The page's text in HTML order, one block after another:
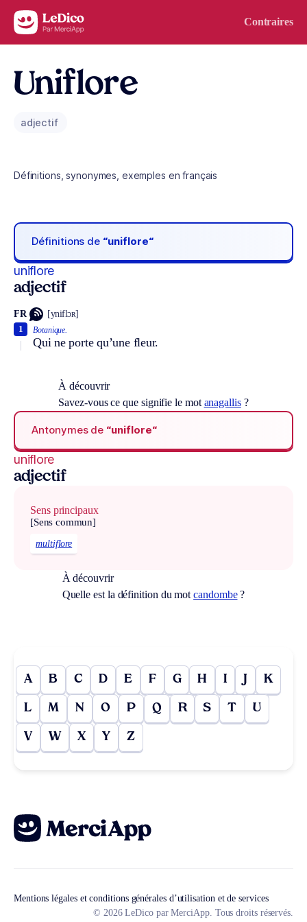
Aller au contenu Contraires
Uniflore
adjectif
Définitions, synonymes, exemples en français
Définitions de “uniflore“
uniflore
adjectif
FR [yniflɔʀ]
Botanique.
Qui ne porte qu’une fleur.
1
À découvrir
Savez-vous ce que signifie le mot anagallis?
Antonymes de “uniflore“
uniflore
adjectif
Sens principaux
[Sens commun]
multiflore
À découvrir
Quelle est la définition du motcandombe?
A B C D E F G H I J K
L M N O P Q R S T U
V W X Y Z
Mentions légales et conditions générales d’utilisation et de services
© 2026 LeDico par MerciApp. Tous droits réservés.